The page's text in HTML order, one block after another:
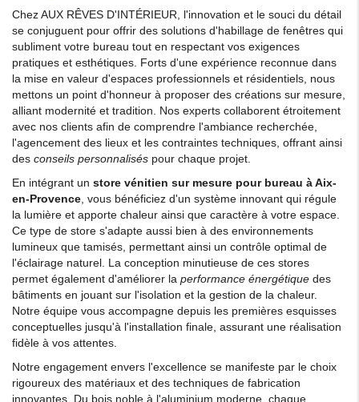
Chez AUX RÊVES D'INTÉRIEUR, l'innovation et le souci du détail
se conjuguent pour offrir des solutions d'habillage de fenêtres qui
subliment votre bureau tout en respectant vos exigences
pratiques et esthétiques. Forts d'une expérience reconnue dans
la mise en valeur d'espaces professionnels et résidentiels, nous
mettons un point d'honneur à proposer des créations sur mesure,
alliant modernité et tradition. Nos experts collaborent étroitement
avec nos clients afin de comprendre l'ambiance recherchée,
l'agencement des lieux et les contraintes techniques, offrant ainsi
des conseils personnalisés pour chaque projet.
En intégrant un store vénitien sur mesure pour bureau à Aix-
en-Provence, vous bénéficiez d'un système innovant qui régule
la lumière et apporte chaleur ainsi que caractère à votre espace.
Ce type de store s'adapte aussi bien à des environnements
lumineux que tamisés, permettant ainsi un contrôle optimal de
l'éclairage naturel. La conception minutieuse de ces stores
permet également d'améliorer la performance énergétique des
bâtiments en jouant sur l'isolation et la gestion de la chaleur.
Notre équipe vous accompagne depuis les premières esquisses
conceptuelles jusqu'à l'installation finale, assurant une réalisation
fidèle à vos attentes.
Notre engagement envers l'excellence se manifeste par le choix
rigoureux des matériaux et des techniques de fabrication
innovantes. Du bois noble à l'aluminium moderne, chaque